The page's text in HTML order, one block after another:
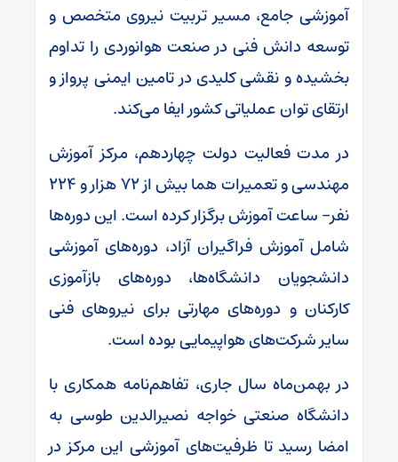
آموزشی جامع، مسیر تربیت نیروی متخصص و
توسعه دانش فنی در صنعت هوانوردی را تداوم
بخشیده و نقشی کلیدی در تامین ایمنی پرواز و
ارتقای توان عملیاتی کشور ایفا می‌کند.
در مدت فعالیت دولت چهاردهم، مرکز آموزش
مهندسی و تعمیرات هما بیش از ۷۲ هزار و ۲۲۴
نفر- ساعت آموزش برگزار کرده است. این دوره‌ها
شامل آموزش فراگیران آزاد، دوره‌های آموزشی
دانشجویان دانشگاه‌ها، دوره‌های بازآموزی
کارکنان و دوره‌های مهارتی برای نیروهای فنی
سایر شرکت‌های هواپیمایی بوده است.
در بهمن‌ماه سال جاری، تفاهم‌نامه همکاری با
دانشگاه صنعتی خواجه نصیرالدین طوسی به
امضا رسید تا ظرفیت‌های آموزشی این مرکز در